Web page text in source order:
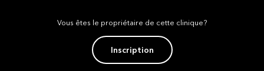
Vous êtes le propriétaire de cette clinique?
Inscription